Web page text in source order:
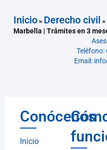
Inicio» Derecho civil »
Marbella | Trámites en 3
Teléfono:
Email:
Conócenos
Inicio